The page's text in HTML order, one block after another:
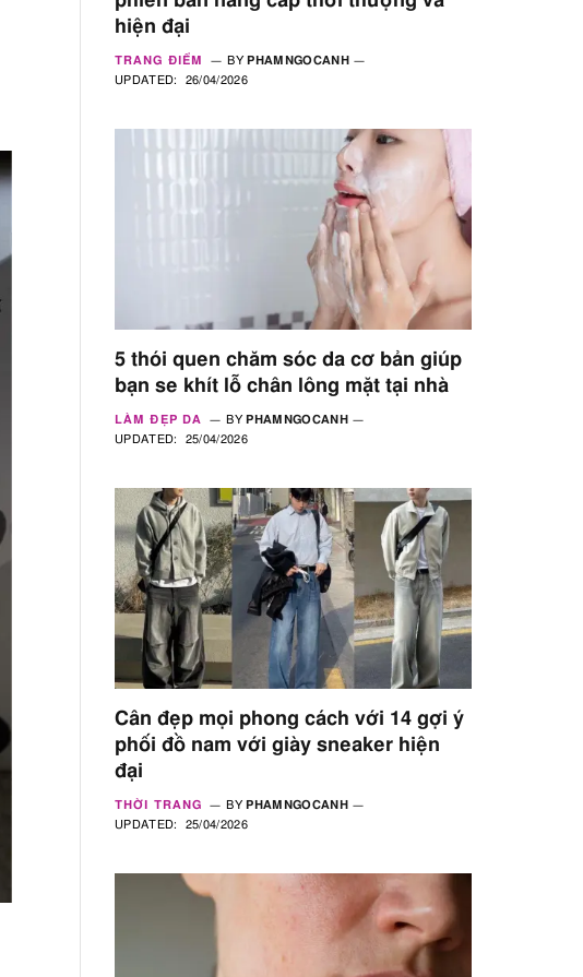
hiện đại
TRANG ĐIỂM BY PHAMNGOCANH
UPDATED:
26/04/2026
5 thói quen chăm sóc da cơ bản giúp
bạn se khít lỗ chân lông mặt tại nhà
LÀM ĐẸP DA BY PHAMNGOCANH
UPDATED:
25/04/2026
Cân đẹp mọi phong cách với 14 gợi ý
phối đồ nam với giày sneaker hiện
đại
THỜI TRANG BY PHAMNGOCANH
UPDATED:
25/04/2026